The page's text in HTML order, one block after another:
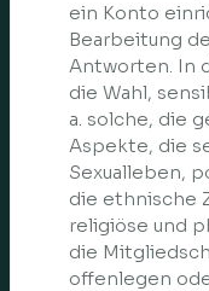
ein Konto
Bearbeitung
Antworten. In
die Wahl,
a. solche, die
Aspekte, die
Sexualleben,
die ethnische
religiöse und
die
offenlegen